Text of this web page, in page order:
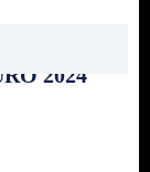
2024